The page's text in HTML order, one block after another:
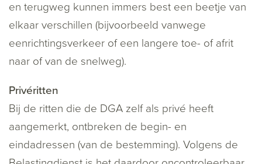
en terugweg kunnen immers best een beetje van
elkaar verschillen (bijvoorbeeld vanwege
eenrichtingsverkeer of een langere toe- of afrit
naar of van de snelweg).
Privéritten
Bij de ritten die de DGA zelf als privé heeft
aangemerkt, ontbreken de begin- en
eindadressen (van de bestemming). Volgens de